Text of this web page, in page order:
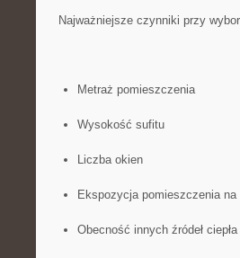
Najważniejsze czynniki przy‍
Metraż pomieszczenia
Wysokość sufitu
Liczba okien
Ekspozycja⁤ pomieszczenia na
Obecność​ innych źródeł ciepła